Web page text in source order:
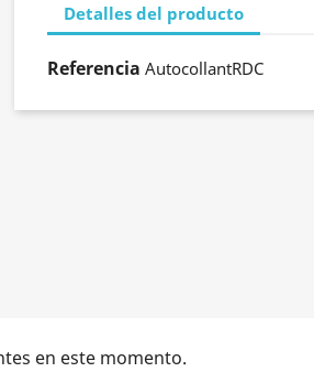
Detalles del producto
Referencia AutocollantRDC
en este momento.